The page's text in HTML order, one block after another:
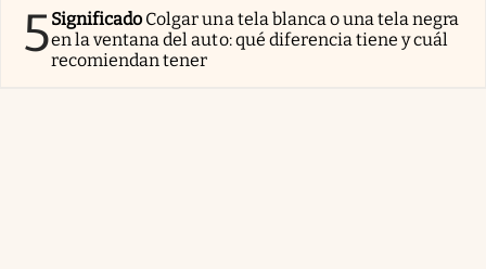
5Significado Colgar una tela blanca o una tela negra
en la ventana del auto: qué diferencia tiene y cuál
recomiendan tener